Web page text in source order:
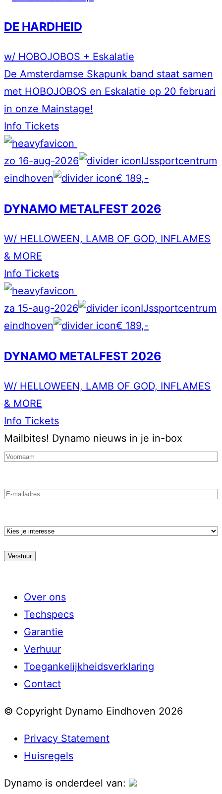
DE HARDHEID
w/ HOBOJOBOS + Eskalatie
De Amsterdamse Skapunk band staat samen
met HOBOJOBOS en Eskalatie op 20 februari
in onze Mainstage!
Info Tickets
zo 16-aug-2026
IJssportcentrum
eindhoven
€ 189,-
DYNAMO METALFEST 2026
W/ HELLOWEEN, LAMB OF GOD, INFLAMES
& MORE
Info Tickets
za 15-aug-2026
IJssportcentrum
eindhoven
€ 189,-
DYNAMO METALFEST 2026
W/ HELLOWEEN, LAMB OF GOD, INFLAMES
& MORE
Info Tickets
Mailbites! Dynamo nieuws in je in-box
Voornaam(Vereist)
Email
Kies
stroming
Over ons
Techspecs
Garantie
Verhuur
Toegankelijkheidsverklaring
Contact
© Copyright Dynamo Eindhoven 2026
Privacy Statement
Huisregels
Dynamo is onderdeel van: